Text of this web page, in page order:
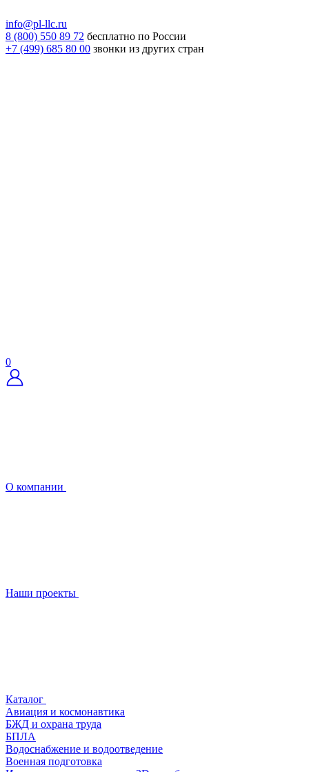
info@pl-llc.ru
8 (800) 550 89 72 бесплатно по России
+7 (499) 685 80 00 звонки из других стран
0
О компании
Наши проекты
Каталог
Авиация и космонавтика
БЖД и охрана труда
БПЛА
Водоснабжение и водоотведение
Военная подготовка